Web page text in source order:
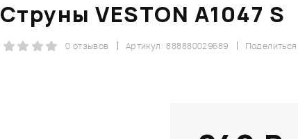
Струны VESTON A1047 S
Поделиться
Артикул: 888880029689
0 отзывов